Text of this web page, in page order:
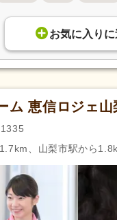
お気に入り に
ム 恵信ロジェ山
、山梨市駅から